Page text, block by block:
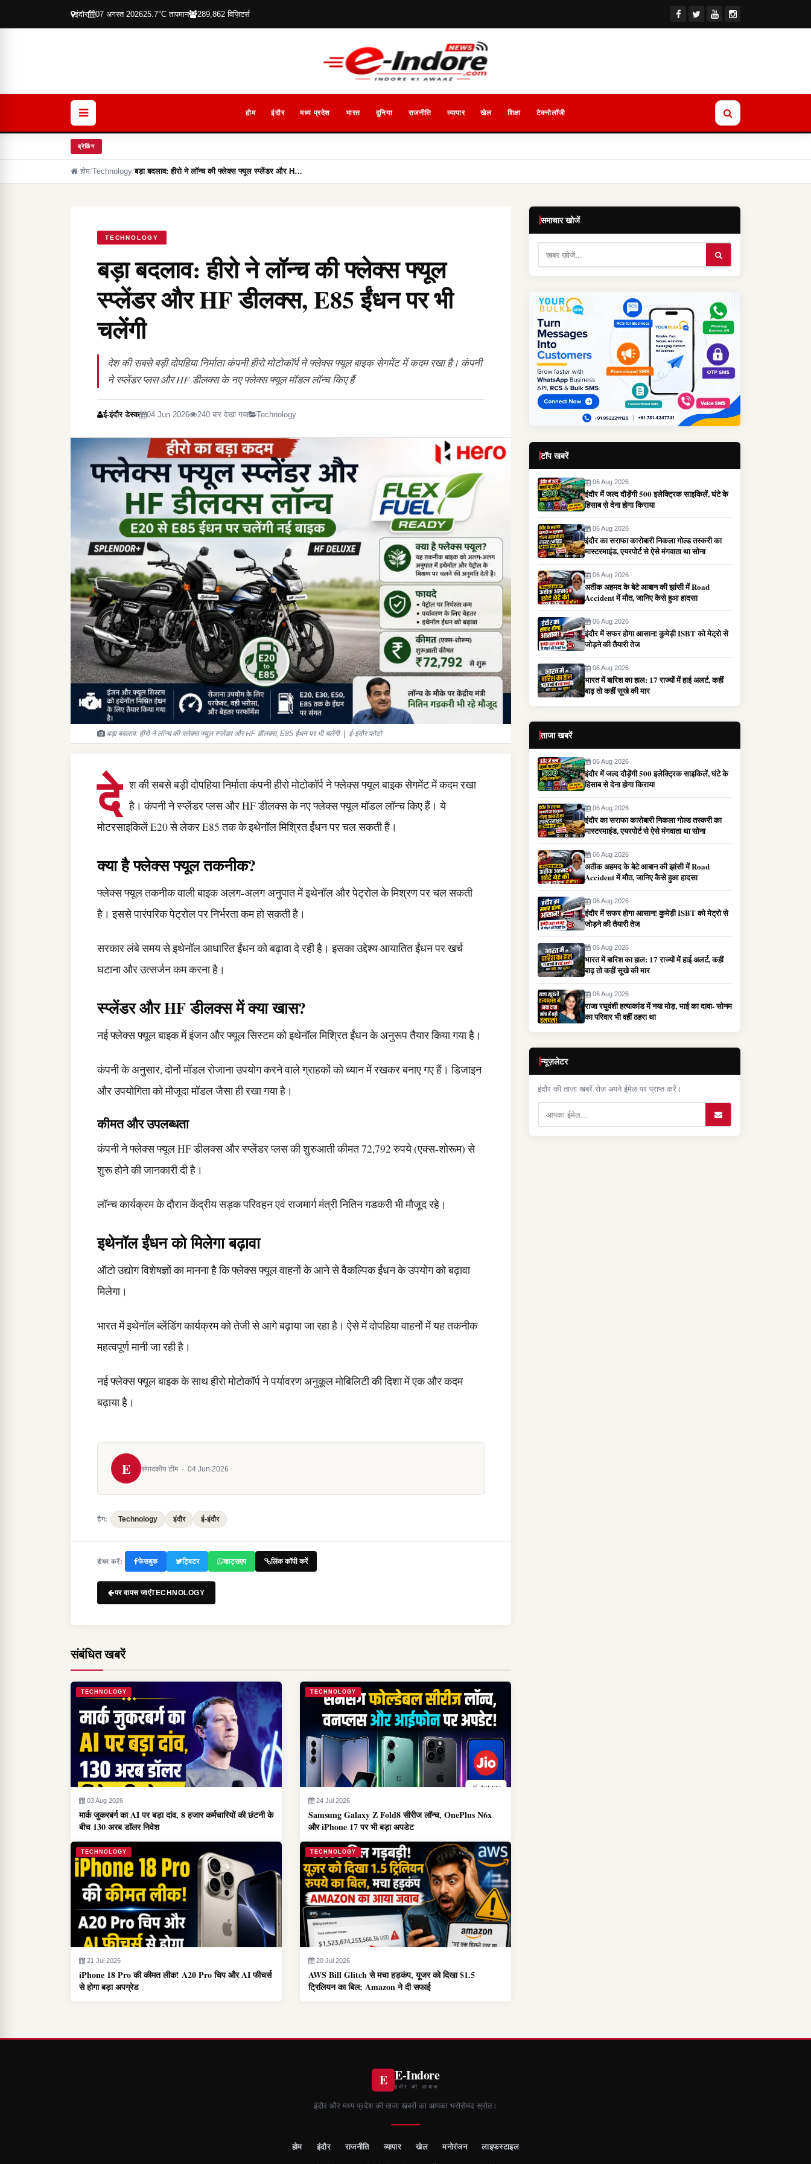
इंदौर 07 अगस्त 202625.7°C तापमान 289,862 विज़िटर्स
होम इंदौर मध्य प्रदेश भारत दुनिया राजनीति व्यापार खेल शिक्षा टेक्नोलॉजी
ब्रेकिंग
होम/ Technology/बड़ा बदलाव: हीरो ने लॉन्च की फ्लेक्स फ्यूल स्प्लेंडर और H…
TECHNOLOGY
बड़ा बदलाव: हीरो ने लॉन्च की फ्लेक्स फ्यूल
स्प्लेंडर और HF डीलक्स, E85 ईंधन पर भी
चलेंगी
देश की सबसे बड़ी दोपहिया निर्माता कंपनी हीरो मोटोकॉर्प ने फ्लेक्स फ्यूल बाइक सेगमेंट में कदम रखा है। कंपनी
ने स्प्लेंडर प्लस और HF डीलक्स के नए फ्लेक्स फ्यूल मॉडल लॉन्च किए हैं
ई-इंदौर डेस्क 04 Jun 2026 240 बार देखा गया Technology
बड़ा बदलाव: हीरो ने लॉन्च की फ्लेक्स फ्यूल स्प्लेंडर और HF डीलक्स, E85 ईंधन पर भी चलेंगी | ई-इंदौर फोटो
दे
श की सबसे बड़ी दोपहिया निर्माता कंपनी हीरो मोटोकॉर्प ने फ्लेक्स फ्यूल बाइक सेगमेंट में कदम रखा
है। कंपनी ने स्प्लेंडर प्लस और HF डीलक्स के नए फ्लेक्स फ्यूल मॉडल लॉन्च किए हैं। ये
मोटरसाइकिलें E20 से लेकर E85 तक के इथेनॉल मिश्रित ईंधन पर चल सकती हैं।
क्या है फ्लेक्स फ्यूल तकनीक?
फ्लेक्स फ्यूल तकनीक वाली बाइक अलग-अलग अनुपात में इथेनॉल और पेट्रोल के मिश्रण पर चल सकती
है। इससे पारंपरिक पेट्रोल पर निर्भरता कम हो सकती है।
सरकार लंबे समय से इथेनॉल आधारित ईंधन को बढ़ावा दे रही है। इसका उद्देश्य आयातित ईंधन पर खर्च
घटाना और उत्सर्जन कम करना है।
स्प्लेंडर और HF डीलक्स में क्या खास?
नई फ्लेक्स फ्यूल बाइक में इंजन और फ्यूल सिस्टम को इथेनॉल मिश्रित ईंधन के अनुरूप तैयार किया गया है।
कंपनी के अनुसार, दोनों मॉडल रोजाना उपयोग करने वाले ग्राहकों को ध्यान में रखकर बनाए गए हैं। डिजाइन
और उपयोगिता को मौजूदा मॉडल जैसा ही रखा गया है।
कीमत और उपलब्धता
कंपनी ने फ्लेक्स फ्यूल HF डीलक्स और स्प्लेंडर प्लस की शुरुआती कीमत 72,792 रुपये (एक्स-शोरूम) से
शुरू होने की जानकारी दी है।
लॉन्च कार्यक्रम के दौरान केंद्रीय सड़क परिवहन एवं राजमार्ग मंत्री नितिन गडकरी भी मौजूद रहे।
इथेनॉल ईंधन को मिलेगा बढ़ावा
ऑटो उद्योग विशेषज्ञों का मानना है कि फ्लेक्स फ्यूल वाहनों के आने से वैकल्पिक ईंधन के उपयोग को बढ़ावा
मिलेगा।
भारत में इथेनॉल ब्लेंडिंग कार्यक्रम को तेजी से आगे बढ़ाया जा रहा है। ऐसे में दोपहिया वाहनों में यह तकनीक
महत्वपूर्ण मानी जा रही है।
नई फ्लेक्स फ्यूल बाइक के साथ हीरो मोटोकॉर्प ने पर्यावरण अनुकूल मोबिलिटी की दिशा में एक और कदम
बढ़ाया है।
E संपादकीय टीम · 04 Jun 2026
टैग: Technology इंदौर ई-इंदौर
शेयर करें: फेसबुक ट्विटर व्हाट्सएप लिंक कॉपी करें
पर वापस जाएंTECHNOLOGY
संबंधित खबरें
TECHNOLOGY
03 Aug 2026
मार्क जुकरबर्ग का AI पर बड़ा दांव, 8 हजार कर्मचारियों की छंटनी के
बीच 130 अरब डॉलर निवेश
TECHNOLOGY
24 Jul 2026
Samsung Galaxy Z Fold8 सीरीज लॉन्च, OnePlus N6x
और iPhone 17 पर भी बड़ा अपडेट
TECHNOLOGY
21 Jul 2026
iPhone 18 Pro की कीमत लीक! A20 Pro चिप और AI फीचर्स
से होगा बड़ा अपग्रेड
TECHNOLOGY
20 Jul 2026
AWS Bill Glitch से मचा हड़कंप, यूजर को दिखा $1.5
ट्रिलियन का बिल; Amazon ने दी सफाई
समाचार खोजें
टॉप खबरें
06 Aug 2026
इंदौर में जल्द दौड़ेंगी 500 इलेक्ट्रिक साइकिलें, घंटे के
हिसाब से देना होगा किराया
06 Aug 2026
इंदौर का सराफा कारोबारी निकला गोल्ड तस्करी का
मास्टरमाइंड, एयरपोर्ट से ऐसे मंगवाता था सोना
06 Aug 2026
अतीक अहमद के बेटे आबान की झांसी में Road
Accident में मौत, जानिए कैसे हुआ हादसा
06 Aug 2026
इंदौर में सफर होगा आसान! कुमेड़ी ISBT को मेट्रो से
जोड़ने की तैयारी तेज
06 Aug 2026
भारत में बारिश का हाल: 17 राज्यों में हाई अलर्ट, कहीं
बाढ़ तो कहीं सूखे की मार
ताजा खबरें
06 Aug 2026
इंदौर में जल्द दौड़ेंगी 500 इलेक्ट्रिक साइकिलें, घंटे के
हिसाब से देना होगा किराया
06 Aug 2026
इंदौर का सराफा कारोबारी निकला गोल्ड तस्करी का
मास्टरमाइंड, एयरपोर्ट से ऐसे मंगवाता था सोना
06 Aug 2026
अतीक अहमद के बेटे आबान की झांसी में Road
Accident में मौत, जानिए कैसे हुआ हादसा
06 Aug 2026
इंदौर में सफर होगा आसान! कुमेड़ी ISBT को मेट्रो से
जोड़ने की तैयारी तेज
06 Aug 2026
भारत में बारिश का हाल: 17 राज्यों में हाई अलर्ट, कहीं
बाढ़ तो कहीं सूखे की मार
06 Aug 2026
राजा रघुवंशी हत्याकांड में नया मोड़, भाई का दावा- सोनम
का परिवार भी वहीं ठहरा था
न्यूज़लेटर
इंदौर की ताजा खबरें रोज़ अपने ईमेल पर प्राप्त करें।
E E-Indore
इंदौर की आवाज
इंदौर और मध्य प्रदेश की ताजा खबरों का आपका भरोसेमंद स्रोत।
होम इंदौर राजनीति व्यापार खेल मनोरंजन लाइफस्टाइल